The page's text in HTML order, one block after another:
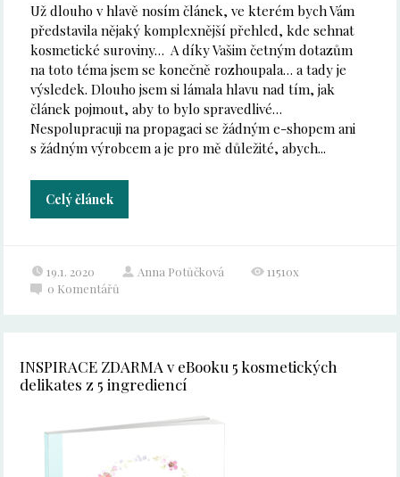
Už dlouho v hlavě nosím článek, ve kterém bych Vám
představila nějaký komplexnější přehled, kde sehnat
kosmetické suroviny… A díky Vašim četným dotazům
na toto téma jsem se konečně rozhoupala… a tady je
výsledek. Dlouho jsem si lámala hlavu nad tím, jak
článek pojmout, aby to bylo spravedlivé…
Nespolupracuji na propagaci se žádným e-shopem ani
s žádným výrobcem a je pro mě důležité, abych...
Celý článek
19.1. 2020 Anna Potůčková
11510x
0 Komentářů
INSPIRACE ZDARMA v eBooku 5 kosmetických
delikates z 5 ingrediencí